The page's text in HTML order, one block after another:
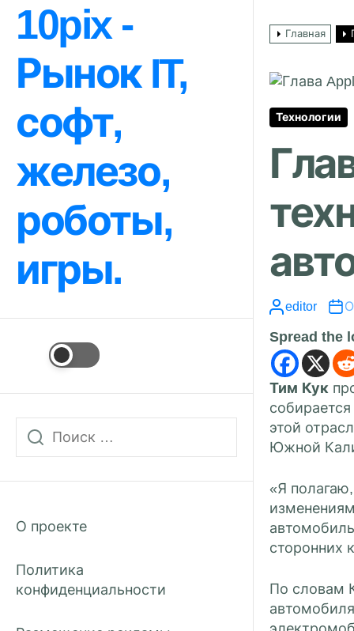
Перейти
содержимому
10pix -
Рынок IT,
софт,
железо,
роботы,
игры.
О проекте
Политика
конфиденциальности
Главная
Технологии
editor
Spread the
​Тим Кук
этой
Южной
«Я
сторонних
По словам